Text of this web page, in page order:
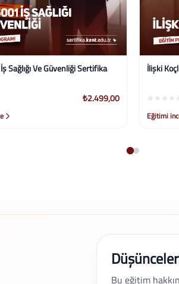
Sertifika Programı
₺2.499,00
C# .Net
Eğitimi
Bu eğitim